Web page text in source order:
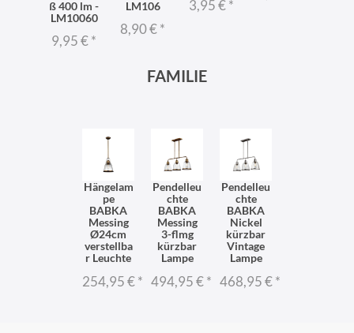
ß 400 lm -
LM10060
9,95 €*
LM106
8,90 €*
3,95 €*
FAMILIE
Hängelam
pe
BABKA
Messing
Ø24cm
verstellba
r Leuchte
254,95 €*
Pendelleu
chte
BABKA
Messing
3-flmg
kürzbar
Lampe
494,95 €*
Pendelleu
chte
BABKA
Nickel
kürzbar
Vintage
Lampe
468,95 €*